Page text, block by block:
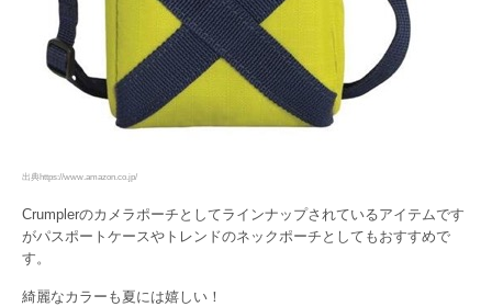
出典https://www.amazon.co.jp/
Crumplerのカメラポーチとしてラインナップされているアイテムです
がパスポートケースやトレンドのネックポーチとしてもおすすめで
す。
綺麗なカラーも夏には嬉しい！